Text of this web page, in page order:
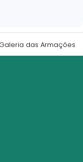
Galeria das Armações